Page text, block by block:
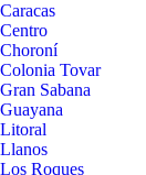
Caracas
Centro
Choroní
Colonia Tovar
Gran Sabana
Guayana
Litoral
Llanos
Los Roques